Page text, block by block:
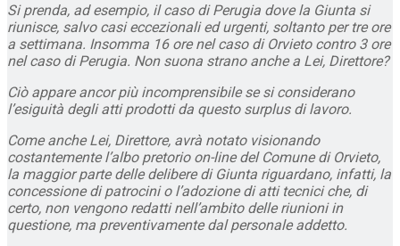
Si prenda, ad esempio, il caso di Perugia dove la Giunta si
riunisce, salvo casi eccezionali ed urgenti, soltanto per tre ore
a settimana. Insomma 16 ore nel caso di Orvieto contro 3 ore
nel caso di Perugia. Non suona strano anche a Lei, Direttore?
Ciò appare ancor più incomprensibile se si considerano
l’esiguità degli atti prodotti da questo surplus di lavoro.
Come anche Lei, Direttore, avrà notato visionando
costantemente l’albo pretorio on-line del Comune di Orvieto,
la maggior parte delle delibere di Giunta riguardano, infatti, la
concessione di patrocini o l’adozione di atti tecnici che, di
certo, non vengono redatti nell’ambito delle riunioni in
questione, ma preventivamente dal personale addetto.